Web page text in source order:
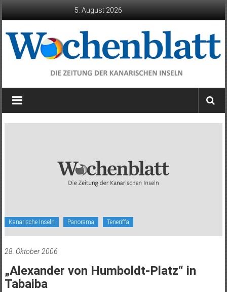
5. August 2026
Wochenblatt
die
Kanarische Inseln Panorama Teneriffa
28. Oktober 2006
„Alexander von Humboldt-Platz“ in
Tabaiba